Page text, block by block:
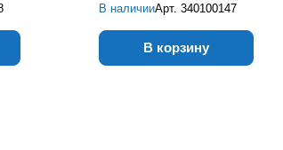
В наличииАрт. 340100147
В корзину